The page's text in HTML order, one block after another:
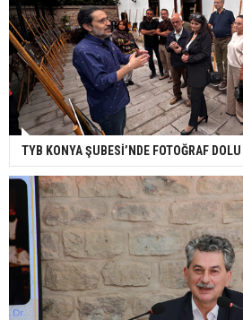
TYB KONYA ŞUBESİ’NDE FOTOĞRAF